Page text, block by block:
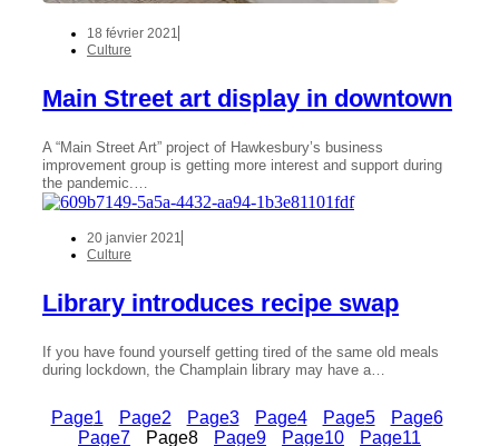
18 février 2021
Culture
Main Street art display in downtown
A “Main Street Art” project of Hawkesbury’s business
improvement group is getting more interest and support during
the pandemic.…
20 janvier 2021
Culture
Library introduces recipe swap
If you have found yourself getting tired of the same old meals
during lockdown, the Champlain library may have a…
Page1 Page2 Page3 Page4 Page5 Page6
Page7 Page8 Page9 Page10 Page11